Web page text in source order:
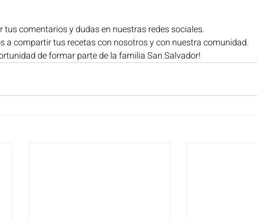
tus comentarios y dudas en nuestras redes sociales.
a compartir tus recetas con nosotros y con nuestra comunidad.
de formar parte de la familia San Salvador!